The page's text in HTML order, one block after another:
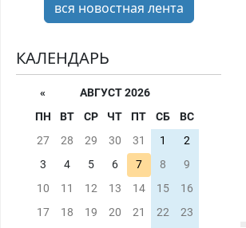
вся новостная лента
КАЛЕНДАРЬ
«
АВГУСТ 2026
ПН
ВТ СР ЧТ ПТ СБ
ВС
27
28 29 30 31 1
2
3
4 5 6 7 8
9
10
11 12 13 14 15
16
17
18 19 20 21 22
23